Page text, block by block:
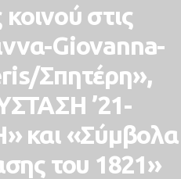
στις
Giovanna-
Σπητέρη»,
’21-
και «Σύμβολα
του 1821»